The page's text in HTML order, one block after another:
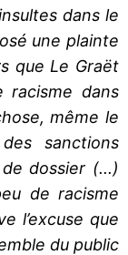
dans le
une plainte
que Le Graët
racisme dans
même le
sanctions
dossier (...)
de racisme
l’excuse que
du public